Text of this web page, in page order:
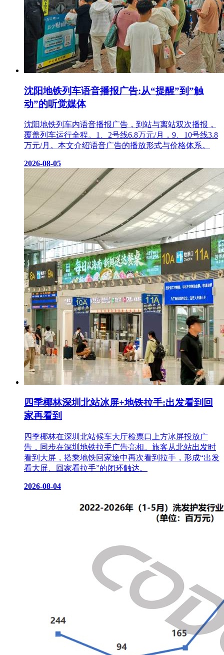
沈阳地铁列车语音播报广告:从“提醒”到”触
动”的听觉媒体
沈阳地铁列车内语音播报广告，到站与离站双次播报，
覆盖列车运行全程。1、2号线6.8万元/月，9、10号线3.8
万元/月。本文介绍语音广告的播放形式与价格体系。
2026-08-05
四季椰林深圳北站冰屏+地铁拉手:出发看到回
家再看到
四季椰林在深圳北站候车大厅检票口上方冰屏投放广
告，同步在深圳地铁拉手广告亮相。旅客从北站出发时
看到大屏，搭乘地铁回家途中再次看到拉手，形成“出发
看大屏、回家看拉手”的闭环触达。
2026-08-04